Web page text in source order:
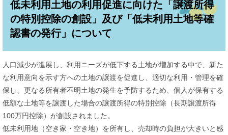
低未利用土地の利用促進に向けた「譲渡所得
の特別控除の創設」及び「低未利用土地等確
認書の発行」について
人口減少が進展し、利用ニーズが低下する土地が増加する中で、新た
な利用意向を示す方への土地の譲渡を促進し、適切な利用・管理を確
保し、更なる所有者不明土地の発生を予防するため、個人が保有する
低額な土地等を譲渡した場合の譲渡所得の特別控除（長期譲渡所得
100万円控除）が創設されました。
低未利用地（空き家・空き地）を所有し、売却時の負担が大きいと感